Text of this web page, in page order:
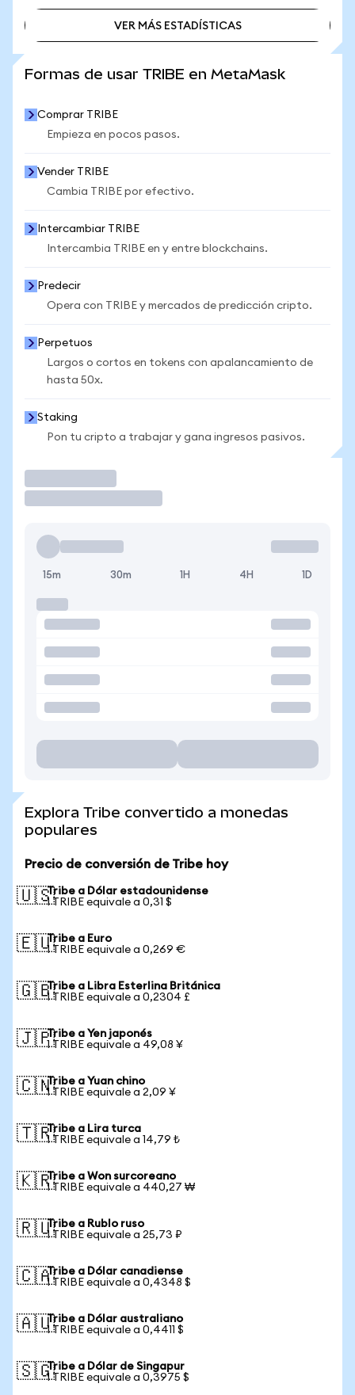
VER MÁS ESTADÍSTICAS
Formas de usar TRIBE en MetaMask
Comprar TRIBE
Empieza en pocos pasos.
Vender TRIBE
Cambia TRIBE por efectivo.
Intercambiar TRIBE
Intercambia TRIBE en y entre blockchains.
Predecir
Opera con TRIBE y mercados de predicción cripto.
Perpetuos
Largos o cortos en tokens con apalancamiento de
hasta 50x.
Staking
Pon tu cripto a trabajar y gana ingresos pasivos.
15m 30m 1H 4H 1D
Explora Tribe convertido a monedas
populares
Precio de conversión de Tribe hoy
🇺🇸Tribe a Dólar estadounidense
1 TRIBE equivale a 0,31 $
🇪🇺Tribe a Euro
1 TRIBE equivale a 0,269 €
🇬🇧Tribe a Libra Esterlina Británica
1 TRIBE equivale a 0,2304 £
🇯🇵Tribe a Yen japonés
1 TRIBE equivale a 49,08 ¥
🇨🇳Tribe a Yuan chino
1 TRIBE equivale a 2,09 ¥
🇹🇷Tribe a Lira turca
1 TRIBE equivale a 14,79 ₺
🇰🇷Tribe a Won surcoreano
1 TRIBE equivale a 440,27 ₩
🇷🇺Tribe a Rublo ruso
1 TRIBE equivale a 25,73 ₽
🇨🇦Tribe a Dólar canadiense
1 TRIBE equivale a 0,4348 $
🇦🇺Tribe a Dólar australiano
1 TRIBE equivale a 0,4411 $
🇸🇬Tribe a Dólar de Singapur
1 TRIBE equivale a 0,3975 $